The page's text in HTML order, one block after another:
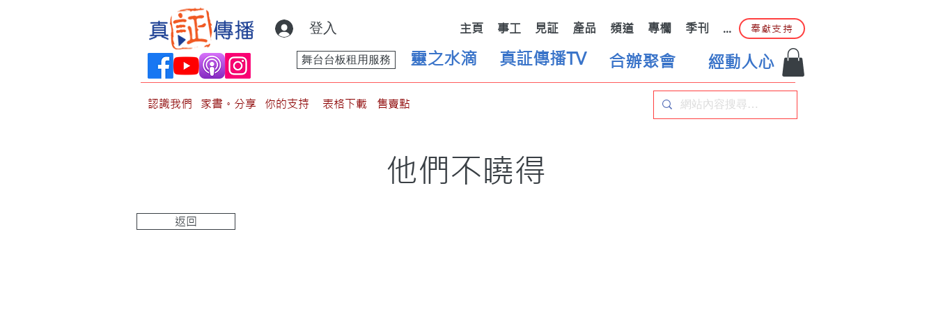
登入 主頁 事工 見証 產品 頻道 專欄 季刊 ... 奉獻支持
靈之水滴
舞台台板租用服務 真証傳播TV 合辦聚會 經動人心
認識我們 家書。分享 你的支持 表格下載 售賣點
他們不曉得
返回